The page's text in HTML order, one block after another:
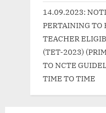
14.09.2023:
PERTAINING TO
TEACHER
(TET-2023)
TO NCTE
TIME TO TIME